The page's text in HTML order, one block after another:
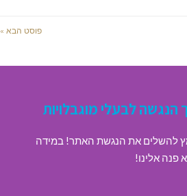
פוסט הבא »
לבעלי מוגבלויות
להשלים את הנגשת האתר! במידה
פנה אלינו!